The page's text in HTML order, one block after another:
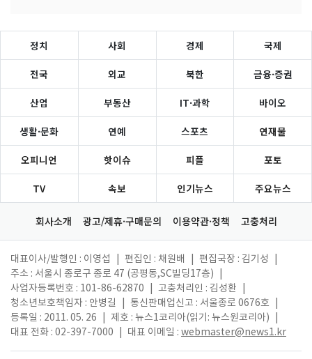
정치 사회 경제 국제
전국 외교 북한 금융·증권
산업 부동산 IT·과학 바이오
생활·문화 연예 스포츠 연재물
오피니언 핫이슈 피플 포토
TV 속보 인기뉴스 주요뉴스
회사소개 광고/제휴·구매문의 이용약관·정책 고충처리
대표이사/발행인 : 이영섭 편집인 : 채원배 편집국장 : 김기성
주소 : 서울시 종로구 종로 47 (공평동,SC빌딩17층)
사업자등록번호 : 101-86-62870
고충처리인 : 김성환
청소년보호책임자 : 안병길
통신판매업신고 : 서울종로 0676호
등록일 : 2011. 05. 26
제호 : 뉴스1코리아(읽기: 뉴스원코리아)
대표 전화 : 02-397-7000
대표 이메일 : webmaster@news1.kr